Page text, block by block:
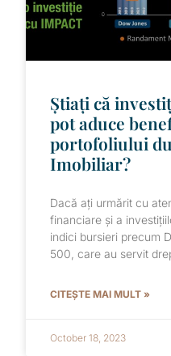
Știați că
pot aduce
portofoliului
Imobiliar?
Dacă ați urmărit cu
financiare și a
indici bursieri precum
500, care au servit
CITEȘTE MAI MULT »
October 18, 2023